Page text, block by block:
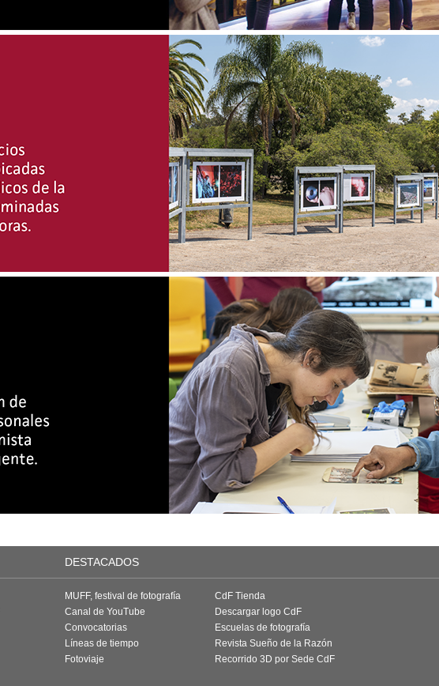
DESTACADOS
MUFF, festival de fotografía
Canal de YouTube
Convocatorias
Líneas de tiempo
Fotoviaje
CdF Tienda
Descargar logo CdF
Escuelas de fotografía
Revista Sueño de la Razón
Recorrido 3D por Sede CdF